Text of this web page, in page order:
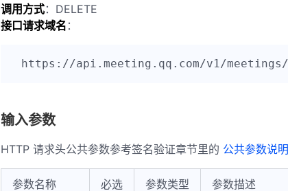
调用方式：DELETE
接口请求域名 ：
输入参数
HTTP 请求头公共参数参考签名验证章节里的 公共参数说明
参数名称 必选 参数类型 参数描述